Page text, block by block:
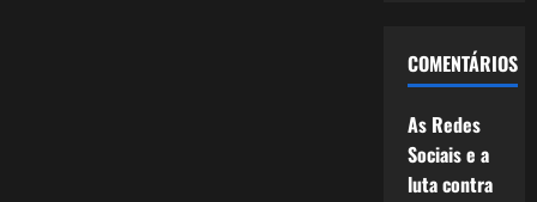
COMENTÁRIOS
As Redes
Sociais e a
luta contra